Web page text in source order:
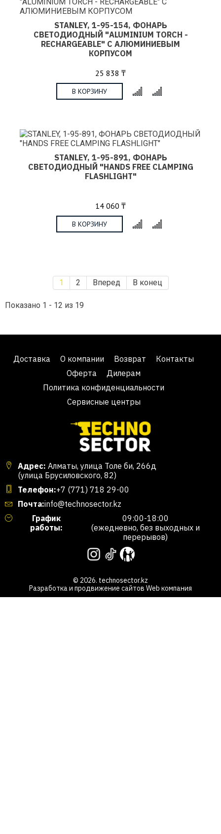
STANLEY, 1-95-154, ФОНАРЬ
СВЕТОДИОДНЫЙ "ALUMINIUM TORCH -
RECHARGEABLE" С АЛЮМИНИЕВЫМ
КОРПУСОМ
25 838 ₸
В КОРЗИНУ
STANLEY, 1-95-891, ФОНАРЬ
СВЕТОДИОДНЫЙ "HANDS FREE CLAMPING
FLASHLIGHT"
14 060 ₸
В КОРЗИНУ
1 2 Вперед В конец
Показано 1 - 12 из 19
Доставка О компании Возврат
Контакты
Оферта
Дилерам
Политика конфиденциальности
Сервисные центры
Адрес: Алматы, улица Толе би, 266д
(улица Брусиловского, 82)
Телефон:+7 (771) 718 29-00
Почта:info@technosector.kz
График
работы:
09:00-18:00
(ежедневно, без выходных и
перерывов)
© 2026. technosector.kz
Разработка и продвижение сайтов Web компания